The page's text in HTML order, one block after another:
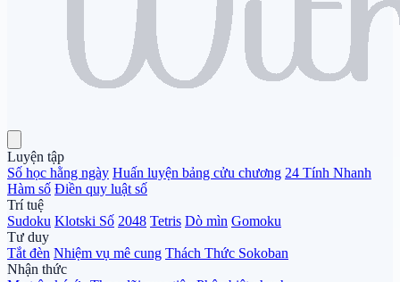
Luyện tập
Số học hằng ngày Huấn luyện bảng cửu chương 24 Tính Nhanh
Hàm số Điền quy luật số
Trí tuệ
Sudoku Klotski Số 2048 Tetris Dò mìn Gomoku
Tư duy
Tắt đèn Nhiệm vụ mê cung Thách Thức Sokoban
Nhận thức